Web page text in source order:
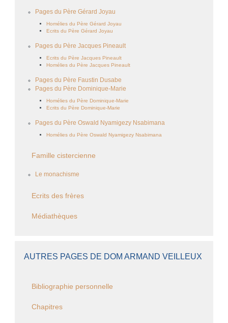
Pages du Père Gérard Joyau
Homélies du Père Gérard Joyau
Ecrits du Père Gérard Joyau
Pages du Père Jacques Pineault
Ecrits du Père Jacques Pineault
Homélies du Père Jacques Pineault
Pages du Père Faustin Dusabe
Pages du Père Dominique-Marie
Homélies du Père Dominique-Marie
Ecrits du Père Dominique-Marie
Pages du Père Oswald Nyamigezy Nsabimana
Homélies du Père Oswald Nyamigezy Nsabimana
Famille cistercienne
Le monachisme
Ecrits des frères
Médiathèques
AUTRES PAGES DE DOM ARMAND VEILLEUX
Bibliographie personnelle
Chapitres